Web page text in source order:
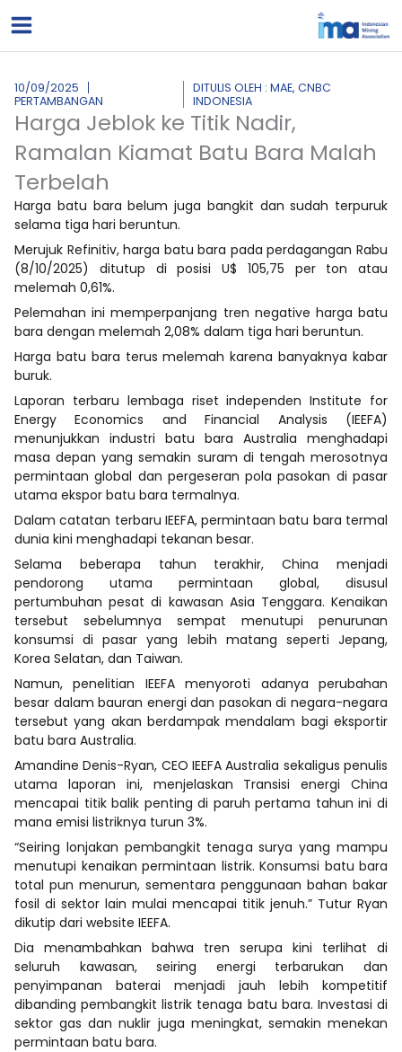
ke
10/09/2025
PERTAMBANGAN
DITULIS OLEH : MAE, CNBC
INDONESIA
Harga Jeblok ke Titik Nadir,
Ramalan Kiamat Batu Bara Malah
Terbelah
Harga batu bara belum juga bangkit dan sudah terpuruk
selama tiga hari beruntun.
Merujuk Refinitiv, harga batu bara pada perdagangan Rabu
(8/10/2025) ditutup di posisi U$ 105,75 per ton atau
melemah 0,61%.
Pelemahan ini memperpanjang tren negative harga batu
bara dengan melemah 2,08% dalam tiga hari beruntun.
Harga batu bara terus melemah karena banyaknya kabar
buruk.
Laporan terbaru lembaga riset independen Institute for
Energy Economics and Financial Analysis (IEEFA)
menunjukkan industri batu bara Australia menghadapi
masa depan yang semakin suram di tengah merosotnya
permintaan global dan pergeseran pola pasokan di pasar
utama ekspor batu bara termalnya.
Dalam catatan terbaru IEEFA, permintaan batu bara termal
dunia kini menghadapi tekanan besar.
Selama beberapa tahun terakhir, China menjadi
pendorong utama permintaan global, disusul
pertumbuhan pesat di kawasan Asia Tenggara. Kenaikan
tersebut sebelumnya sempat menutupi penurunan
konsumsi di pasar yang lebih matang seperti Jepang,
Korea Selatan, dan Taiwan.
Namun, penelitian IEEFA menyoroti adanya perubahan
besar dalam bauran energi dan pasokan di negara-negara
tersebut yang akan berdampak mendalam bagi eksportir
batu bara Australia.
Amandine Denis-Ryan, CEO IEEFA Australia sekaligus penulis
utama laporan ini, menjelaskan Transisi energi China
mencapai titik balik penting di paruh pertama tahun ini di
mana emisi listriknya turun 3%.
“Seiring lonjakan pembangkit tenaga surya yang mampu
menutupi kenaikan permintaan listrik. Konsumsi batu bara
total pun menurun, sementara penggunaan bahan bakar
fosil di sektor lain mulai mencapai titik jenuh.” Tutur Ryan
dikutip dari website IEEFA.
Dia menambahkan bahwa tren serupa kini terlihat di
seluruh kawasan, seiring energi terbarukan dan
penyimpanan baterai menjadi jauh lebih kompetitif
dibanding pembangkit listrik tenaga batu bara. Investasi di
sektor gas dan nuklir juga meningkat, semakin menekan
permintaan batu bara.